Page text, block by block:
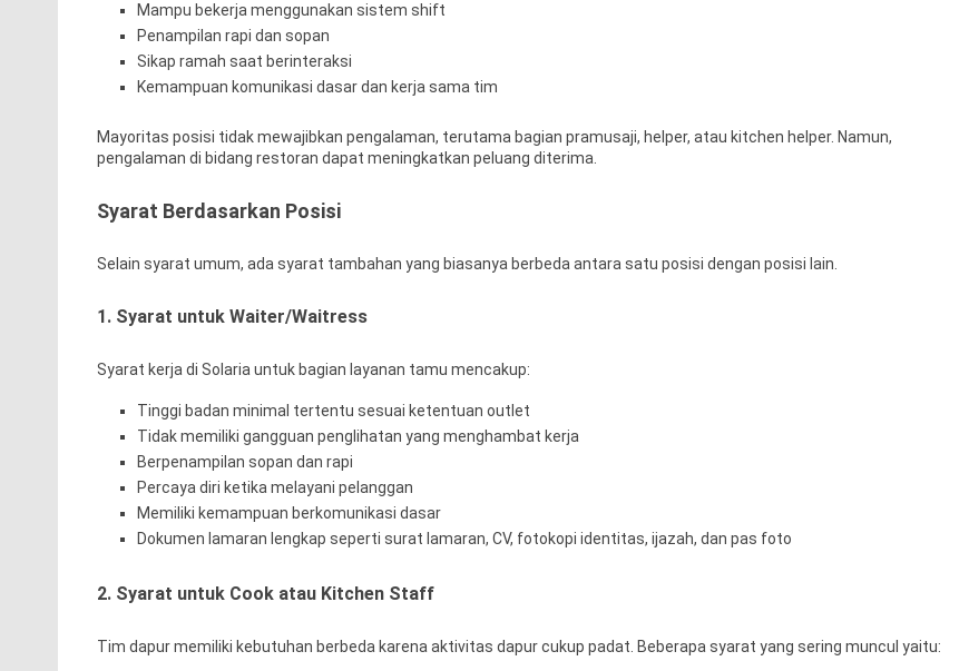
Mampu bekerja menggunakan sistem shift
Penampilan rapi dan sopan
Sikap ramah saat berinteraksi
Kemampuan komunikasi dasar dan kerja sama tim
Mayoritas posisi tidak mewajibkan pengalaman, terutama bagian pramusaji, helper, atau kitchen helper. Namun,
pengalaman di bidang restoran dapat meningkatkan peluang diterima.
Syarat Berdasarkan Posisi
Selain syarat umum, ada syarat tambahan yang biasanya berbeda antara satu posisi dengan posisi lain.
1. Syarat untuk Waiter/Waitress
Syarat kerja di Solaria untuk bagian layanan tamu mencakup:
Tinggi badan minimal tertentu sesuai ketentuan outlet
Tidak memiliki gangguan penglihatan yang menghambat kerja
Berpenampilan sopan dan rapi
Percaya diri ketika melayani pelanggan
Memiliki kemampuan berkomunikasi dasar
Dokumen lamaran lengkap seperti surat lamaran, CV, fotokopi identitas, ijazah, dan pas foto
2. Syarat untuk Cook atau Kitchen Staff
Tim dapur memiliki kebutuhan berbeda karena aktivitas dapur cukup padat. Beberapa syarat yang sering muncul yaitu: